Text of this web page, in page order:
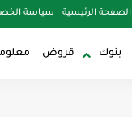
الصفحة الرئيسية سياسة
بنوك قروض